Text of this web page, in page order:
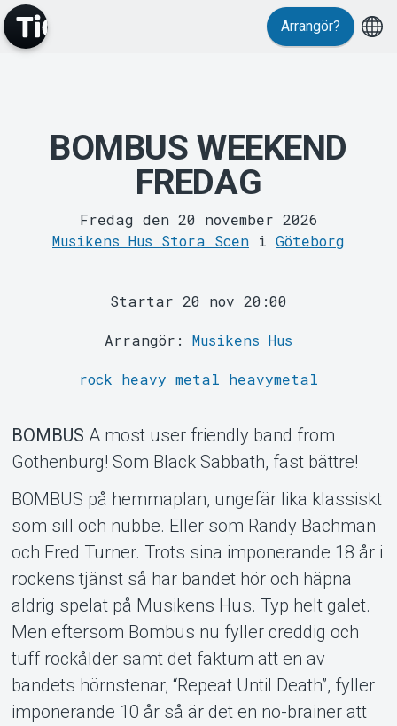
MyTickster
Arrangör?
BOMBUS WEEKEND
FREDAG
Fredag den 20 november 2026
Musikens Hus Stora Scen i Göteborg
Startar 20 nov 20:00
Arrangör: Musikens Hus
rock heavy metal heavymetal
BOMBUS A most user friendly band from
Gothenburg! Som Black Sabbath, fast bättre!
BOMBUS på hemmaplan, ungefär lika klassiskt
som sill och nubbe. Eller som Randy Bachman
och Fred Turner. Trots sina imponerande 18 år i
rockens tjänst så har bandet hör och häpna
aldrig spelat på Musikens Hus. Typ helt galet.
Men eftersom Bombus nu fyller creddig och
tuff rockålder samt det faktum att en av
bandets hörnstenar, “Repeat Until Death”, fyller
imponerande 10 år så är det en no-brainer att